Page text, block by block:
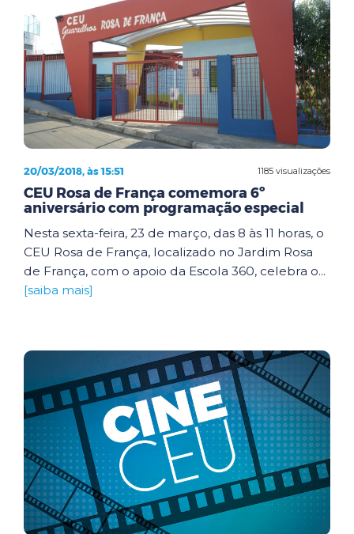
1185 visualizações
20/03/2018, às 15:51
CEU Rosa de França comemora 6º
aniversário com programação especial
Nesta sexta-feira, 23 de março, das 8 às 11 horas, o
CEU Rosa de França, localizado no Jardim Rosa
de França, com o apoio da Escola 360, celebra o...
[saiba mais]